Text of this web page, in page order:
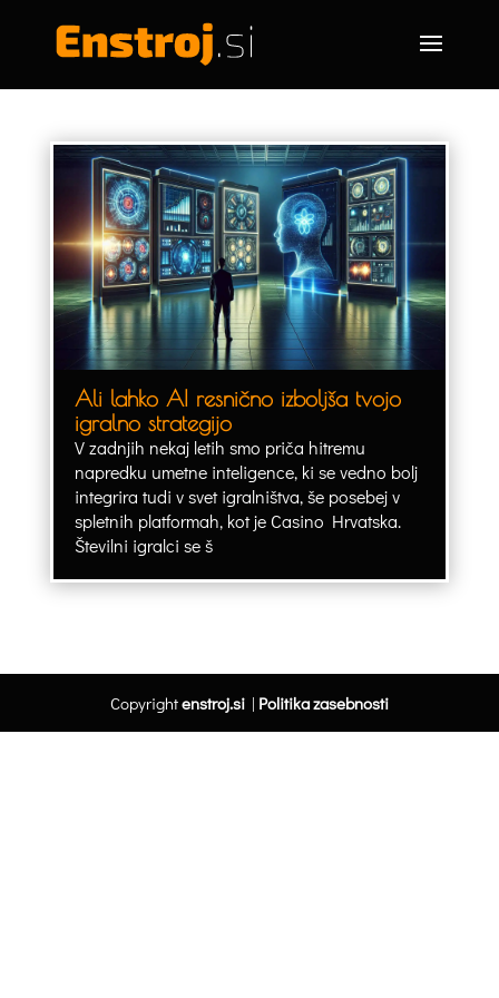
Ali lahko AI resnično izboljša tvojo
igralno strategijo
V zadnjih nekaj letih smo priča hitremu
napredku umetne inteligence, ki se vedno bolj
integrira tudi v svet igralništva, še posebej v
spletnih platformah, kot je Casino Hrvatska.
Številni igralci se š
Copyrightenstroj.si| Politika zasebnosti